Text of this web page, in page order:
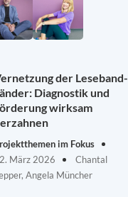
der Leseband-
Diagnostik und
wirksam
im Fokus
März 2026
Chantal
Angela Müncher